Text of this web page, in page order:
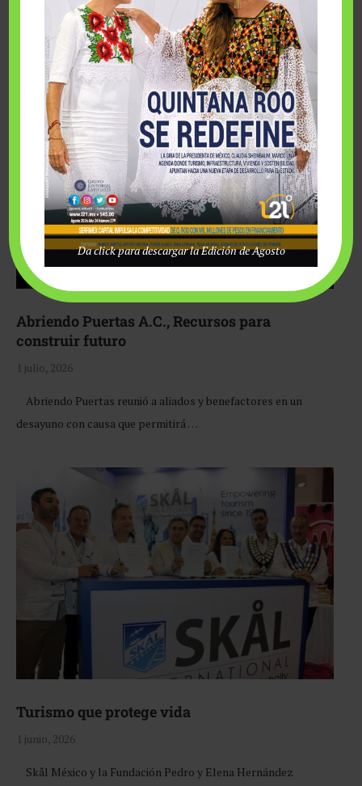
Fairmont Mayakoba y Make-A-Wish México unieron
esfuerzos para hacer realidad el deseo de una …
Abriendo Puertas A.C., Recursos para
construir futuro
1 julio, 2026
Abriendo Puertas reunió a aliados y benefactores en un
desayuno con causa que permitirá …
Turismo que protege vida
1 junio, 2026
Skål México y la Fundación Pedro y Elena Hernández
Da click para descargar la Edición de Agosto